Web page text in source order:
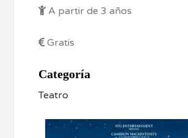
A partir de 3 años
Gratis
Categoría
Teatro